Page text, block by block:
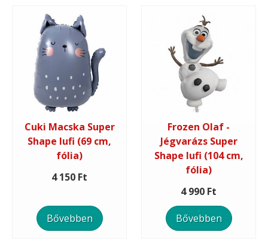
Cuki Macska Super
Shape lufi (69 cm,
fólia)
4 150 Ft
Bővebben
Frozen Olaf -
Jégvarázs Super
Shape lufi (104 cm,
fólia)
4 990 Ft
Bővebben